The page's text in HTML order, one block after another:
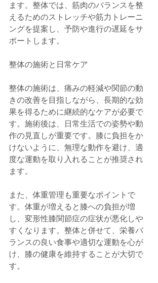
ます。整体では、筋肉のバランスを整
えるためのストレッチや筋力トレーニ
ングを提案し、予防や進行の遅延をサ
ポートします。
整体の施術と日常ケア
整体の施術は、痛みの軽減や関節の動
きの改善を目指しながら、長期的な効
果を得るために継続的なケアが必要で
す。施術後は、日常生活での姿勢や動
作の見直しが重要です。膝に負担をか
けないように、無理な動作を避け、適
度な運動を取り入れることが推奨され
ます。
また、体重管理も重要なポイントで
す。体重が増えると膝への負担が増
し、変形性膝関節症の症状が悪化しや
すくなります。整体と併せて、栄養バ
ランスの良い食事や適切な運動を心が
け、膝の健康を維持することが大切で
す。